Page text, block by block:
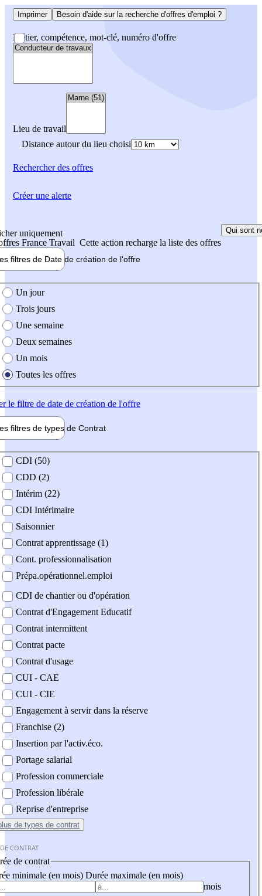
Imprimer Besoin d'aide sur la recherche d'offres d'emploi ?
Métier, compétence, mot-clé, numéro d'offre
Lieu de travail
Distance autour du lieu choisi
Rechercherdes offres
uniquement
France Travail Cette action recharge la liste des offres
Qui sont
filtres de Date de création de l'offre
création de l'offre
Un jour
Trois jours
Une semaine
Deux semaines
Un mois
Toutes les offres
le filtre de date de création de l'offre
filtres de types de Contrat
contrat
CDI (50)
CDD (2)
Intérim (22)
CDI Intérimaire
Saisonnier
Contrat apprentissage (1)
Cont. professionnalisation
Prépa.opérationnel.emploi
CDI de chantier ou d'opération
Contrat d'Engagement Educatif
Contrat intermittent
Contrat pacte
Contrat d'usage
CUI - CAE
CUI - CIE
Engagement à servir dans la réserve
Franchise (2)
Insertion par l'activ.éco.
Portage salarial
Profession commerciale
Profession libérale
Reprise d'entreprise
de types de contrat
CONTRAT
de contrat
minimale (en mois) Durée maximale (en mois)
mois
Créer une alerte